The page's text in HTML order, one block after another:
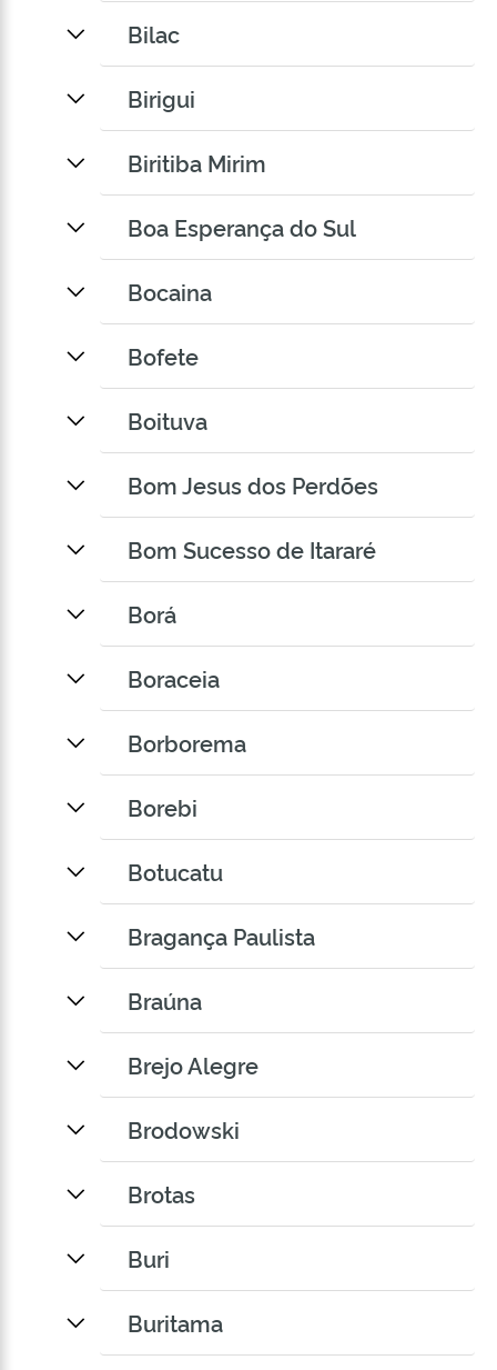
Bilac
Birigui
Biritiba Mirim
Boa Esperança do Sul
Bocaina
Bofete
Boituva
Bom Jesus dos Perdões
Bom Sucesso de Itararé
Borá
Boraceia
Borborema
Borebi
Botucatu
Bragança Paulista
Braúna
Brejo Alegre
Brodowski
Brotas
Buri
Buritama